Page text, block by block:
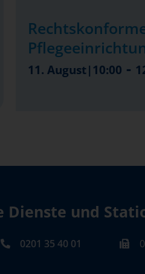
11. August|10:00 -
und
0201 35 40 01